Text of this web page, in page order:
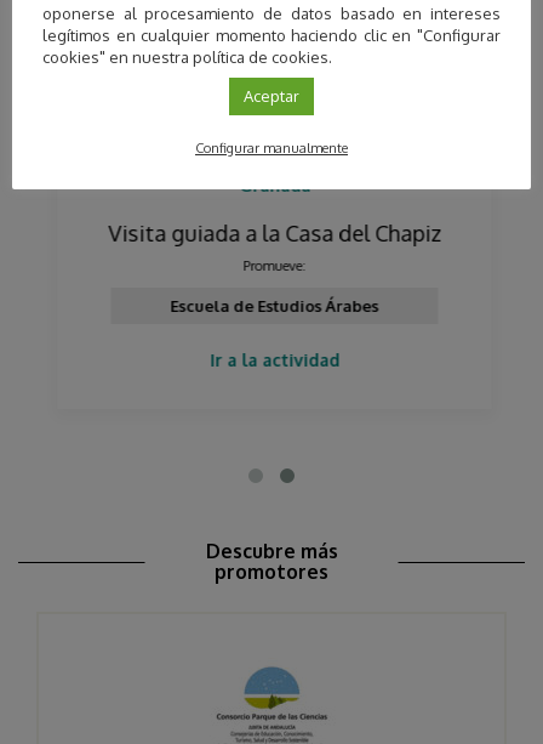
Granada
Visita guiada a la Casa del Chapiz
Promueve:
Escuela de Estudios Árabes
Ir a la actividad
Descubre más
promotores
oponerse al procesamiento de datos basado en intereses
legítimos en cualquier momento haciendo clic en "Configurar
cookies" en nuestra política de cookies.
Aceptar
Configurar manualmente